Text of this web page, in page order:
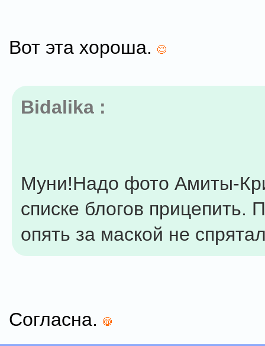
Вот эта хороша.
Bidalika :
Муни!Надо фото Амиты-
списке блогов прицепить.
опять за маской не
Согласна.